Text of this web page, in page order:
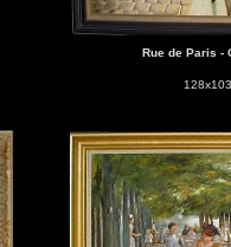
Rue de Paris -